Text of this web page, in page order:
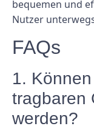
bequemen und
Nutzer
FAQs
1.
tragbaren
werden?